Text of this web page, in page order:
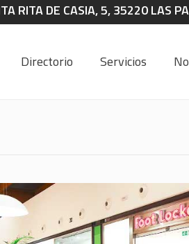
RITA DE CASIA, 5, 35220 LAS
Directorio Servicios